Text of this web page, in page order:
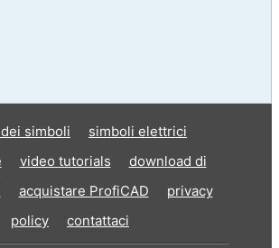
simboli
simboli elettrici
video tutorials
download di
acquistare ProfiCAD
privacy
policy
contattaci